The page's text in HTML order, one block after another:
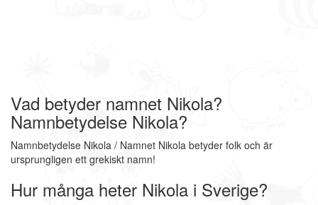
Vad betyder namnet Nikola?
Namnbetydelse Nikola?
Namnbetydelse Nikola / Namnet Nikola betyder folk och är
ursprungligen ett grekiskt namn!
Hur många heter Nikola i Sverige?